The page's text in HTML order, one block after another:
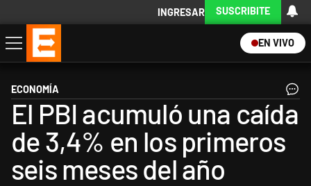
INGRESAR SUSCRIBITE
EN VIVO
Economía
Política
Internacional
Actualidad
Descargá la App
ECONOMÍA
El PBI acumuló una caída
de 3,4% en los primeros
seis meses del año